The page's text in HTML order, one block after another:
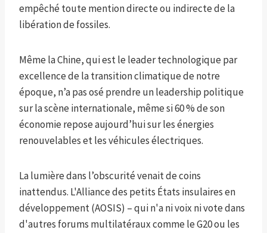
empêché toute mention directe ou indirecte de la
libération de fossiles.
Même la Chine, qui est le leader technologique par
excellence de la transition climatique de notre
époque, n’a pas osé prendre un leadership politique
sur la scène internationale, même si 60 % de son
économie repose aujourd’hui sur les énergies
renouvelables et les véhicules électriques.
La lumière dans l’obscurité venait de coins
inattendus. L'Alliance des petits États insulaires en
développement (AOSIS) – qui n'a ni voix ni vote dans
d'autres forums multilatéraux comme le G20 ou les